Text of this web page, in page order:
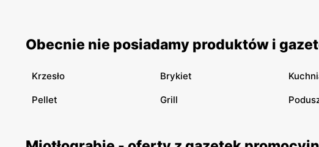
Obecnie nie posiadamy produktów i
Krzesło Brykiet
Pellet Grill